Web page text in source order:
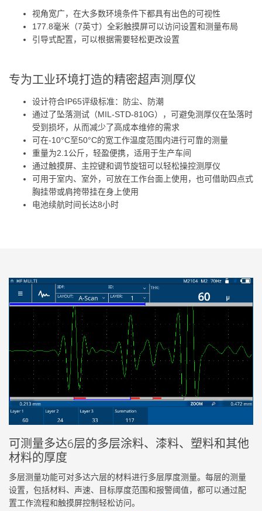
视角宽广，在大多数环境条件下都具有出色的可视性
177.8毫米（7英寸）全彩触摸屏可以访问设置和测量布局
引导式配置，可以根据需要轻松更改设置
专为工业环境打造的精密超声测厚仪
设计符合IP65评级标准：防尘、防潮
通过了坠落测试（MIL-STD-810G），可避免测厚仪在坠落时
受到损坏，从而减少了高成本维修的需求
可在-10°C至50°C的宽工作温度范围内进行可靠的测量
重量为2.1公斤，轻盈便携，适用于生产车间
通过触摸屏、主控键和调节旋钮可以轻松操控测厚仪
可用于室内、室外，可放在工作台面上使用，也可借助四点式
胸挂带或肩挎带挂在身上使用
电池续航时间长达8小时
可测量多达6层的多层涂料、漆料、塑料和其他
材料的厚度
多层测量功能可对多达六层的材料进行多层厚度测量。每层的测量
设置，包括材料、声速、目标厚度范围和报警阈值，都可以通过配
置工作流程和触摸屏控制轻松访问。